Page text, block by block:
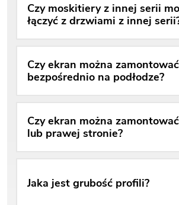
Czy moskitiery z innej serii
łączyć z drzwiami z innej
Czy ekran można zamontować
bezpośrednio na podłodze?
Czy ekran można
lub prawej stronie?
Jaka jest grubość profili?